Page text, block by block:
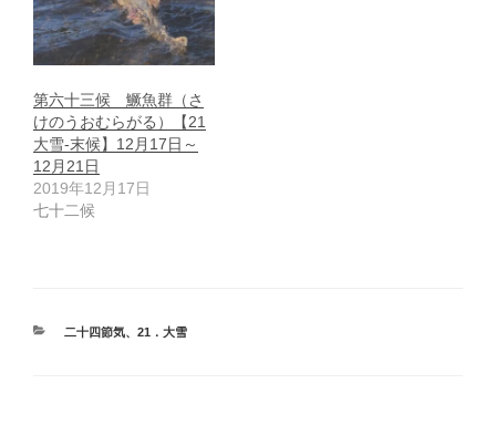
第六十三候 鱖魚群（さ
けのうおむらがる）【21
大雪-末候】12月17日～
12月21日
2019年12月17日
七十二候
カ
二十四節気、 21．大雪